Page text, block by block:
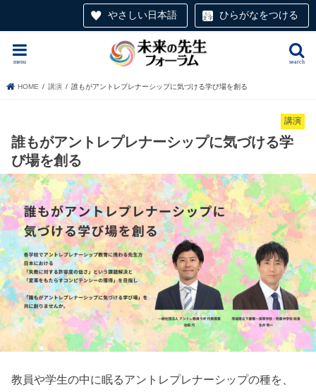
やさしい日本語 ひらがなをつける
search
menu
HOME 講演 誰もがアントレプレナーシップに気づける学び場を創る
講演
誰もがアントレプレナーシップに気づける学
び場を創る
教員や学生の中に眠るアントレプレナーシップの種を、